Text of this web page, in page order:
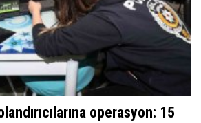
operasyon: 15